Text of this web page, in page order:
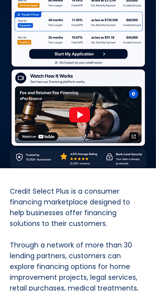
Credit Select Plus is a consumer
financing marketplace designed to
help businesses offer financing
solutions to their customers.
Through a network of more than 30
lending partners, customers can
explore financing options for home
improvement projects, legal services,
retail purchases, medical treatments,